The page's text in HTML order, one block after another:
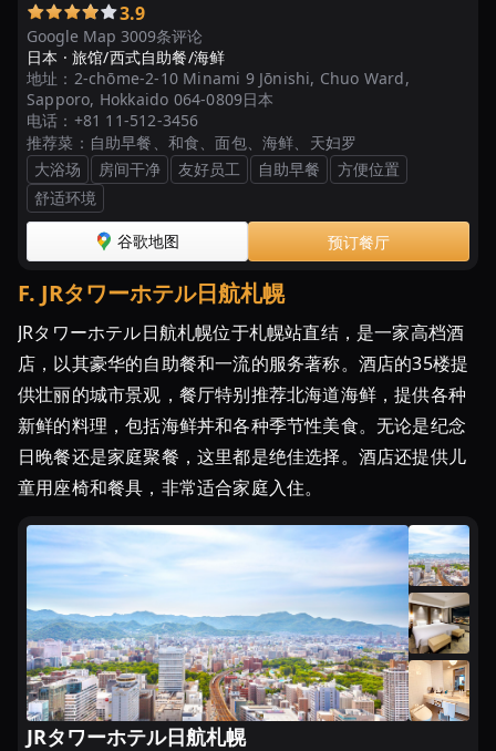
味
い！
フ
ミ
リ
に
...
ウ
ニ！
カ
ニ！
イ
ラ！
道
の
味
覚
が
Google Map 3009条评论
3.9
日本 · 旅馆/西式自助餐/海鲜
地址： 2-chōme-2-10 Minami 9 Jōnishi, Chuo Ward,
Sapporo, Hokkaido 064-0809日本
电话： +81 11-512-3456
推荐菜： 自助早餐、和食、面包、海鲜、天妇罗
大浴场
房间干净 友好员工 自助早餐
方便位置
舒适环境
谷歌地图 预订餐厅
F. JRタワーホテル日航札幌
JRタワーホテル日航札幌位于札幌站直结，是一家高档酒
店，以其豪华的自助餐和一流的服务著称。酒店的35楼提
供壮丽的城市景观，餐厅特别推荐北海道海鲜，提供各种
新鲜的料理，包括海鲜丼和各种季节性美食。无论是纪念
日晚餐还是家庭聚餐，这里都是绝佳选择。酒店还提供儿
童用座椅和餐具，非常适合家庭入住。
JRタワーホテル日航札幌